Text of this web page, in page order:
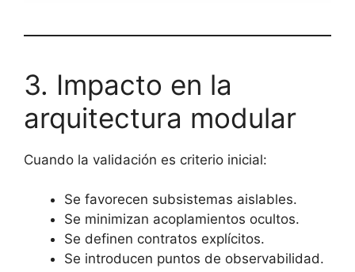
3. Impacto en la
arquitectura modular
Cuando la validación es criterio inicial:
Se favorecen subsistemas aislables.
Se minimizan acoplamientos ocultos.
Se definen contratos explícitos.
Se introducen puntos de observabilidad.